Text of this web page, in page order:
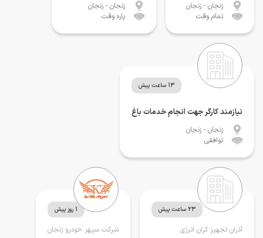
زنجان - زنجان
تمام وقت
زنجان - زنجان
پاره وقت
13 ساعت پیش
نیازمند کارگر جهت انجام خدمات باغ
زنجان - زنجان
توافقی
23 ساعت پیش
آذران تجهیز کران انرژی
1 روز پیش
شرکت سپهر خودرو زنجان